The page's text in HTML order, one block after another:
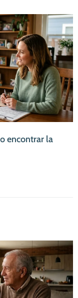
encontrar la